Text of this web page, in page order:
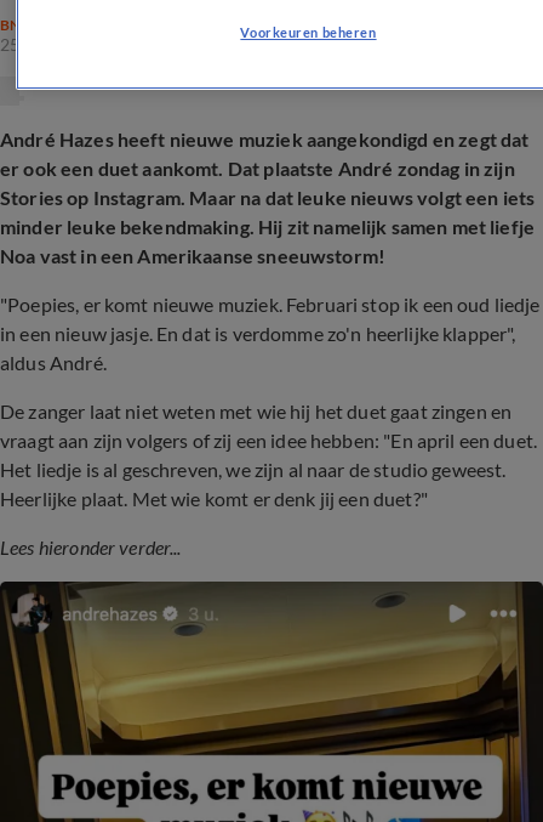
BN'ERS
25 jan 2026, 19:06
André Hazes heeft nieuwe muziek aangekondigd en zegt dat
er ook een duet aankomt. Dat plaatste André zondag in zijn
Stories op Instagram. Maar na dat leuke nieuws volgt een iets
minder leuke bekendmaking. Hij zit namelijk samen met liefje
Noa vast in een Amerikaanse sneeuwstorm!
"Poepies, er komt nieuwe muziek. Februari stop ik een oud liedje
in een nieuw jasje. En dat is verdomme zo'n heerlijke klapper",
aldus André.
De zanger laat niet weten met wie hij het duet gaat zingen en
vraagt aan zijn volgers of zij een idee hebben: "En april een duet.
Het liedje is al geschreven, we zijn al naar de studio geweest.
Heerlijke plaat. Met wie komt er denk jij een duet?"
Lees hieronder verder...
Voorkeuren beheren